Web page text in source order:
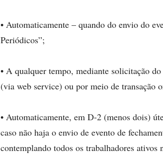
• Automaticamente – quando do envio do
Periódicos”;
• A qualquer tempo, mediante solicitação
(via web service) ou por meio de transação
• Automaticamente, em D-2 (menos dois)
caso não haja o envio de evento de
contemplando todos os trabalhadores ativos